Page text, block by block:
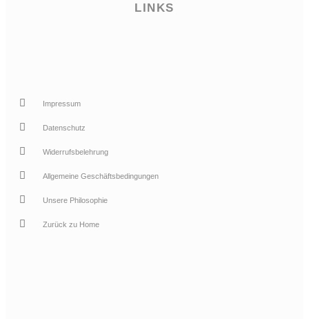
LINKS
Impressum
Datenschutz
Widerrufsbelehrung
Allgemeine Geschäftsbedingungen
Unsere Philosophie
Zurück zu Home